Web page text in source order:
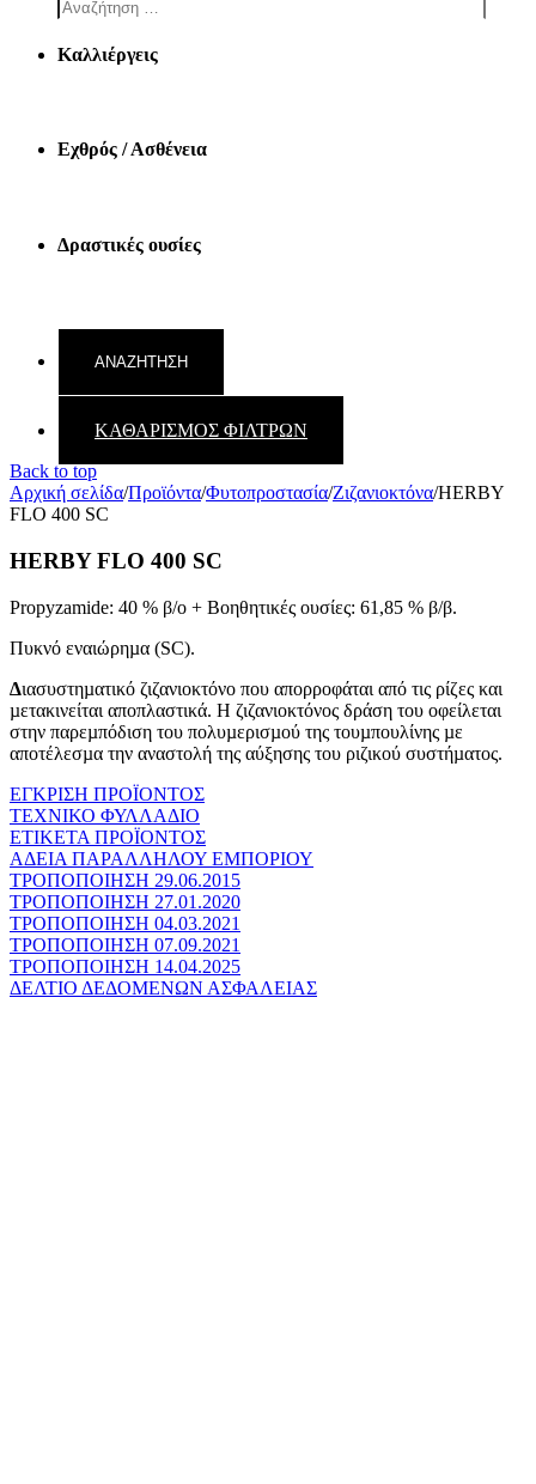
Καλλιέργεις
Εχθρός / Ασθένεια
Δραστικές ουσίες
ΚΑΘΑΡΙΣΜΟΣ ΦΙΛΤΡΩΝ
Back to top
Αρχική σελίδα/Προϊόντα/Φυτοπροστασία/Ζιζανιοκτόνα/HERBY
FLO 400 SC
HERBY FLO 400 SC
Propyzamide: 40 % β/ο + Βοηθητικές ουσίες: 61,85 % β/β.
Πυκνό εναιώρηµα (SC).
∆ιασυστηµατικό ζιζανιοκτόνο που απορροφάται από τις ρίζες και
µετακινείται αποπλαστικά. Η ζιζανιοκτόνος δράση του οφείλεται
στην παρεµπόδιση του πολυµερισµού της τουµπουλίνης µε
αποτέλεσµα την αναστολή της αύξησης του ριζικού συστήµατος.
ΕΓΚΡΙΣΗ ΠΡΟΪΟΝΤΟΣ
ΤΕΧΝΙΚΟ ΦΥΛΛΑΔΙΟ
ΕΤΙΚΕΤΑ ΠΡΟΪΟΝΤΟΣ
ΑΔΕΙΑ ΠΑΡΑΛΛΗΛΟΥ ΕΜΠΟΡΙΟΥ
ΤΡΟΠΟΠΟΙΗΣΗ 29.06.2015
ΤΡΟΠΟΠΟΙΗΣΗ 27.01.2020
ΤΡΟΠΟΠΟΙΗΣΗ 04.03.2021
ΤΡΟΠΟΠΟΙΗΣΗ 07.09.2021
ΤΡΟΠΟΠΟΙΗΣΗ 14.04.2025
ΔΕΛΤΙΟ ΔΕΔΟΜΕΝΩΝ ΑΣΦΑΛΕΙΑΣ